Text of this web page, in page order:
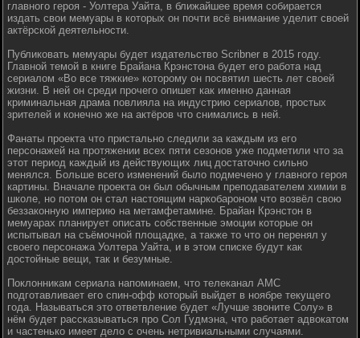
главного героя - Уолтера Уайта, в ближайшее время собирается
издать свои мемуары в которых он почти всё внимание уделит своей
актёрской деятельности.
Публиковать мемуары будет издательство Scribner в 2015 году.
Главной темой в книге Брайана Крэнстона будет его работа над
сериалом «Во все тяжкие» которому он посвятил шесть лет своей
жизни. В ней он среди прочего опишет как именно данная
криминальная драма повлияла на индустрию сериалов, простых
зрителей и конечно же на актёров что снимались в ней.
Фанаты проекта что пристально следили за каждым из его
персонажей на протяжении всех пяти сезонов уже подметили что за
этот период каждый из действующих лиц достаточно сильно
менялся. Больше всего изменений было подмечено у главного героя
картины. Вначале проекта он был обычным преподавателем химии в
школе, но потом он стал настоящим наркобароном что возвёл свою
беззаконную империю на метамфетамине. Брайан Крэнстон в
мемуарах планирует описать собственные эмоции которые он
испытывал на съёмочной площадке, а также то что он перенял у
своего персонажа Уолтера Уайта, и в этом списке будут как
достойные вещи, так и безумные.
Поклонникам сериала напоминаем, что телеканал AMC
подготавливает его спин-офф который выйдет в ноябре текущего
года. Называться это ответвление будет «Лучше звоните Солу» в
нём будет рассказываться про Сол Гудмэна, что работает адвокатом
и частенько имеет дело с очень нетривиальными случаями.